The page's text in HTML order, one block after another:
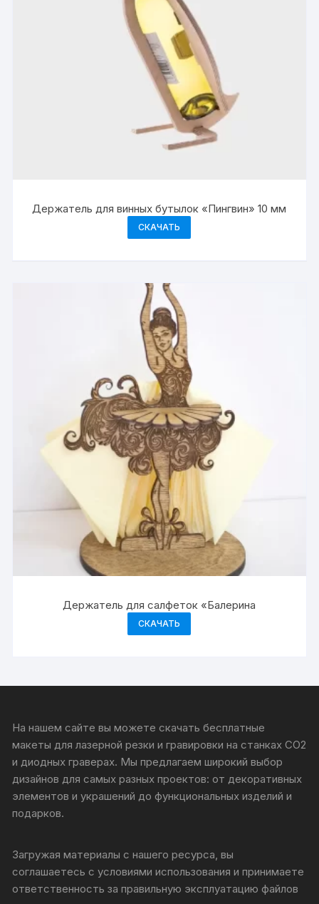
Держатель для винных бутылок «Пингвин» 10 мм
СКАЧАТЬ
Держатель для салфеток «Балерина
СКАЧАТЬ
На нашем сайте вы можете скачать бесплатные
макеты для лазерной резки и гравировки на станках CO2
и диодных граверах. Мы предлагаем широкий выбор
дизайнов для самых разных проектов: от декоративных
элементов и украшений до функциональных изделий и
подарков.
Загружая материалы с нашего ресурса, вы
соглашаетесь с условиями использования и принимаете
ответственность за правильную эксплуатацию файлов